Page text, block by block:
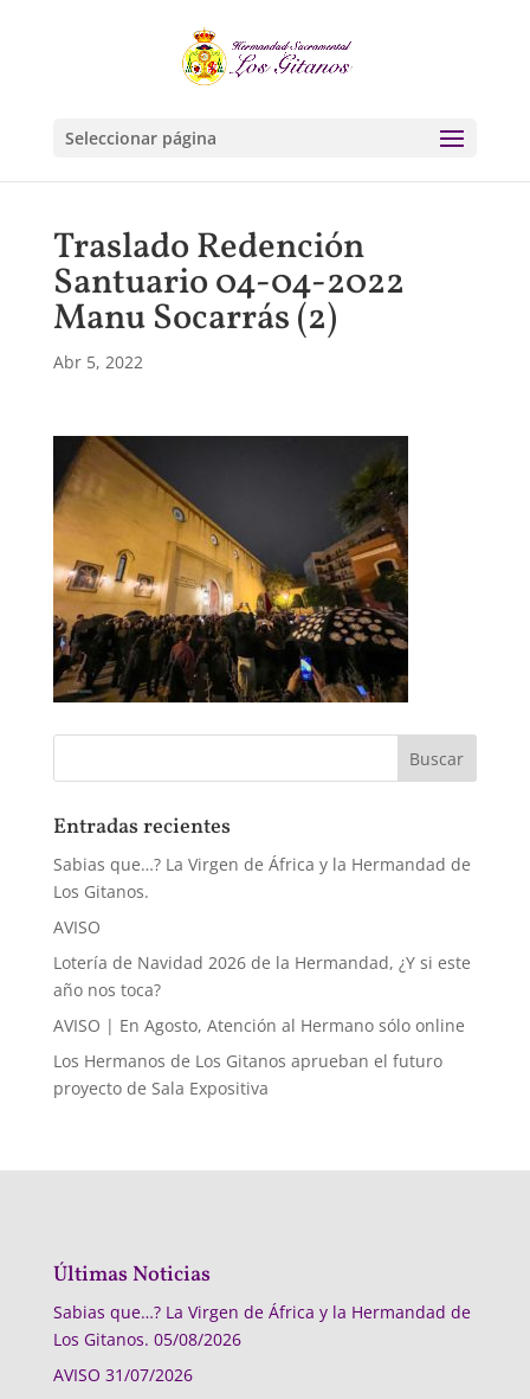
Seleccionar página
Traslado Redención
Santuario 04-04-2022
Manu Socarrás (2)
Abr 5, 2022
Entradas recientes
Sabias que…? La Virgen de África y la Hermandad de
Los Gitanos.
AVISO
Lotería de Navidad 2026 de la Hermandad, ¿Y si este
año nos toca?
AVISO | En Agosto, Atención al Hermano sólo online
Los Hermanos de Los Gitanos aprueban el futuro
proyecto de Sala Expositiva
Últimas Noticias
Sabias que…? La Virgen de África y la Hermandad de
Los Gitanos. 05/08/2026
AVISO 31/07/2026